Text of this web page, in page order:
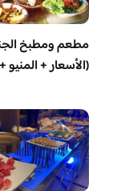
مطعم ومطبخ
(الأسعار + المنيو